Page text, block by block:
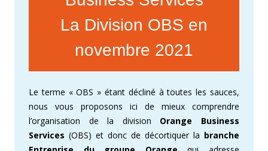
La Division OBS en
novembre 2021
Le terme « OBS » étant décliné à toutes les sauces,
nous vous proposons ici de mieux comprendre
l’organisation de la division Orange Business
Services (OBS) et donc de décortiquer la branche